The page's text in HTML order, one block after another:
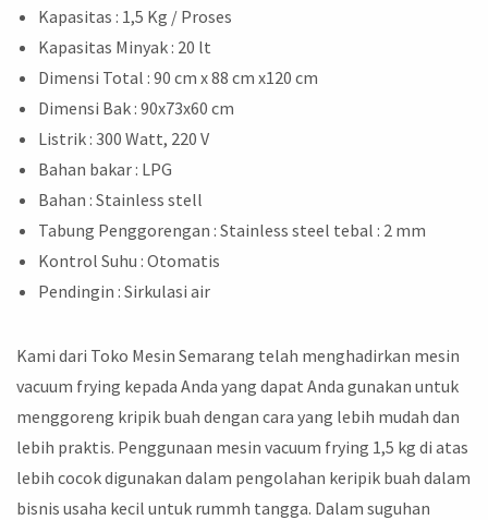
Kapasitas : 1,5 Kg / Proses
Kapasitas Minyak : 20 lt
Dimensi Total : 90 cm x 88 cm x120 cm
Dimensi Bak : 90x73x60 cm
Listrik : 300 Watt, 220 V
Bahan bakar : LPG
Bahan : Stainless stell
Tabung Penggorengan : Stainless steel tebal : 2 mm
Kontrol Suhu : Otomatis
Pendingin : Sirkulasi air
Kami dari Toko Mesin Semarang telah menghadirkan mesin
vacuum frying kepada Anda yang dapat Anda gunakan untuk
menggoreng kripik buah dengan cara yang lebih mudah dan
lebih praktis. Penggunaan mesin vacuum frying 1,5 kg di atas
lebih cocok digunakan dalam pengolahan keripik buah dalam
bisnis usaha kecil untuk rummh tangga. Dalam suguhan